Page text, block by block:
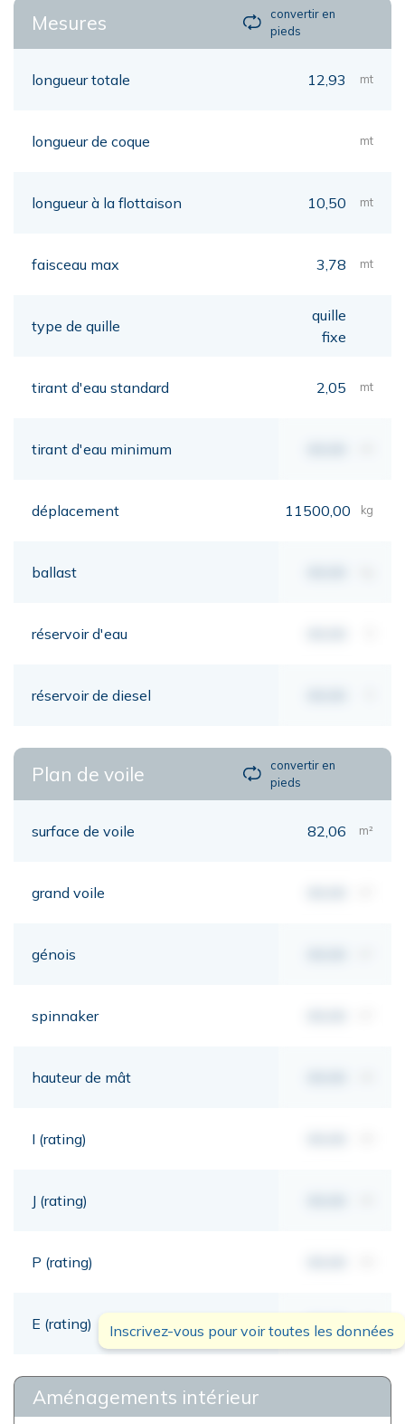
Mesures
convertir en
pieds
longueur totale 12,93 mt
longueur de coque mt
longueur à la flottaison 10,50 mt
faisceau max 3,78 mt
type de quille
quille
fixe
tirant d'eau standard 2,05 mt
tirant d'eau minimum
déplacement 11500,00 kg
ballast
réservoir d'eau
réservoir de diesel
Plan de voile
convertir en
pieds
surface de voile 82,06 m²
grand voile
génois
spinnaker
hauteur de mât
I (rating)
J (rating)
P (rating)
E (rating) 00,00
Inscrivez-vous pour voir toutes les données
Aménagements intérieur